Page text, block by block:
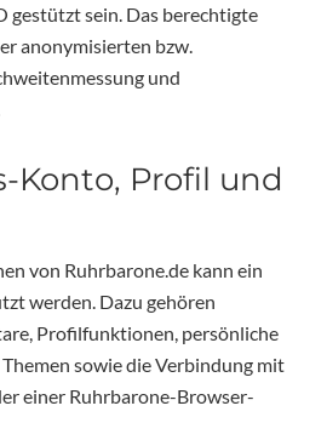
gestützt sein. Das berechtigte
anonymisierten bzw.
und
Konto, Profil und
von Ruhrbarone.de kann ein
werden. Dazu gehören
Profilfunktionen, persönliche
sowie die Verbindung mit
einer Ruhrbarone-Browser-